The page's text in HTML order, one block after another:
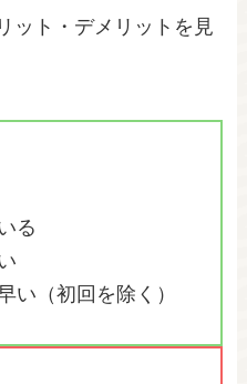
ット・デメリットを見
る
い（初回を除く）